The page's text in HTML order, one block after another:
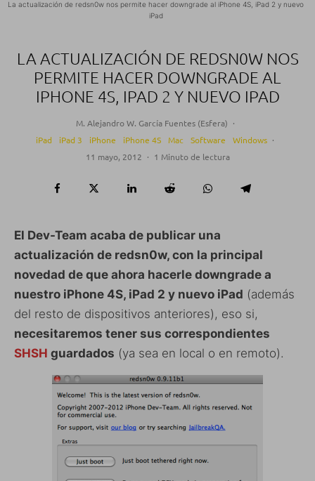
La actualización de redsn0w nos permite hacer downgrade al iPhone 4S, iPad 2 y nuevo
iPad
LA ACTUALIZACIÓN DE REDSN0W NOS
PERMITE HACER DOWNGRADE AL
IPHONE 4S, IPAD 2 Y NUEVO IPAD
M. Alejandro W. García Fuentes (Esfera) ·
iPad
iPad 3 iPhone iPhone 4S Mac Software Windows ·
11 mayo, 2012 · 1 Minuto de lectura
El Dev-Team acaba de publicar una
actualización de redsn0w, con la principal
novedad de que ahora hacerle downgrade a
nuestro iPhone 4S, iPad 2 y nuevo iPad (además
del resto de dispositivos anteriores), eso si,
necesitaremos tener sus correspondientes
SHSH guardados (ya sea en local o en remoto).